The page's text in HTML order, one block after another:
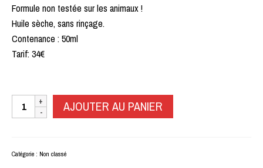
Formule non testée sur les animaux !
Huile sèche, sans rinçage.
Contenance : 50ml
Tarif: 34€
quantité
VÉGANESCENCE
beauté
AJOUTER AU PANIER
Catégorie : Non classé